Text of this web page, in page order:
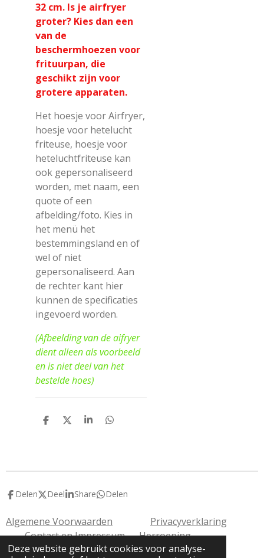
Deze website gebruikt cookies voor analyse-
32 cm. Is je airfryer
groter? Kies dan een
van de
beschermhoezen voor
frituurpan, die
geschikt zijn voor
grotere apparaten.
Het hoesje voor Airfryer,
hoesje voor hetelucht
friteuse, hoesje voor
heteluchtfriteuse kan
ook gepersonaliseerd
worden, met naam, een
quote of een
afbelding/foto. Kies in
het menü het
bestemmingsland en of
wel of niet
gepersonaliseerd. Aan
de rechter kant hier
kunnen de specificaties
ingevoerd worden.
(Afbeelding van de aifryer
dient alleen als voorbeeld
en is niet deel van het
bestelde hoes)
D
D
S
D
Delen Deel Share Delen
Algemene Voorwaarden
Privacyverklaring
Contact en Impressum
Herroeping
© 2020 Miekisdroom